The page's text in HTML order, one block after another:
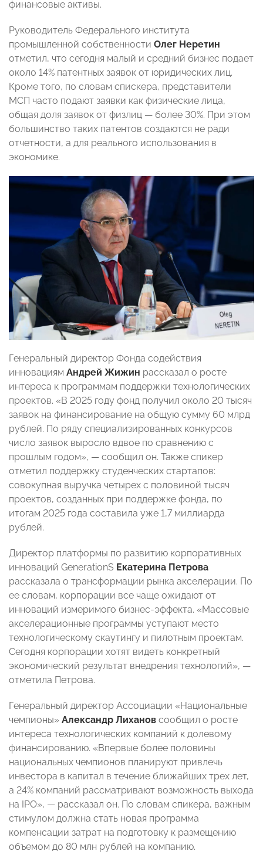
финансовые активы.
Руководитель Федерального института
промышленной собственности Олег Неретин
отметил, что сегодня малый и средний бизнес подает
около 14% патентных заявок от юридических лиц.
Кроме того, по словам спискера, представители
МСП часто подают заявки как физические лица,
общая доля заявок от физлиц — более 30%. При этом
большинство таких патентов создаются не ради
отчетности, а для реального использования в
экономике.
Генеральный директор Фонда содействия
инновациям Андрей Жижин рассказал о росте
интереса к программам поддержки технологических
проектов. «В 2025 году фонд получил около 20 тысяч
заявок на финансирование на общую сумму 60 млрд
рублей. По ряду специализированных конкурсов
число заявок выросло вдвое по сравнению с
прошлым годом», — сообщил он. Также спикер
отметил поддержку студенческих стартапов:
совокупная выручка четырех с половиной тысяч
проектов, созданных при поддержке фонда, по
итогам 2025 года составила уже 1,7 миллиарда
рублей.
Директор платформы по развитию корпоративных
инноваций GenerationS Екатерина Петрова
рассказала о трансформации рынка акселерации. По
ее словам, корпорации все чаще ожидают от
инноваций измеримого бизнес-эффекта. «Массовые
акселерационные программы уступают место
технологическому скаутингу и пилотным проектам.
Сегодня корпорации хотят видеть конкретный
экономический результат внедрения технологий», —
отметила Петрова.
Генеральный директор Ассоциации «Национальные
чемпионы» Александр Лиханов сообщил о росте
интереса технологических компаний к долевому
финансированию. «Впервые более половины
национальных чемпионов планируют привлечь
инвестора в капитал в течение ближайших трех лет,
а 24% компаний рассматривают возможность выхода
на IPO», — рассказал он. По словам спикера, важным
стимулом должна стать новая программа
компенсации затрат на подготовку к размещению
объемом до 80 млн рублей на компанию.